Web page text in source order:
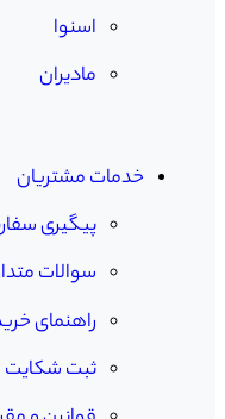
اسنوا
مادیران
خدمات مشتریان
پیگیری
سوالات
راهنمای
ثبت شکایت